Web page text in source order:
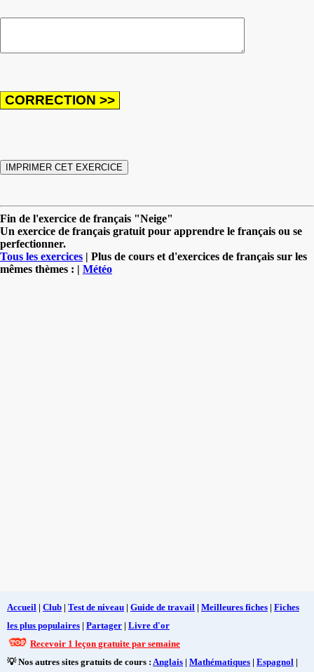
Fin de l'exercice de français "Neige"
Un exercice de français gratuit pour apprendre le français ou se
perfectionner.
Tous les exercices | Plus de cours et d'exercices de français sur les
mêmes thèmes : | Météo
Accueil | Club | Test de niveau | Guide de travail | Meilleures fiches | Fiches
les plus populaires | Partager | Livre d'or
Recevoir 1 leçon gratuite par semaine
💡 Nos autres sites gratuits de cours : Anglais | Mathématiques | Espagnol |